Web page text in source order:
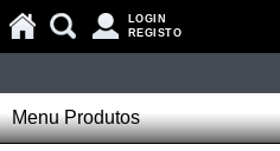
LOGIN
REGISTO
Menu Produtos